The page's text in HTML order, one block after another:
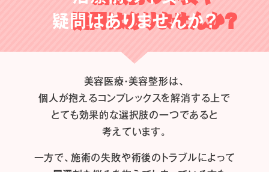
疑問はありませんか？
美容医療・美容整形は、
個人が抱えるコンプレックスを解消する上で
とても効果的な選択肢の一つであると
考えています。
一方で、施術の失敗や術後のトラブルによって